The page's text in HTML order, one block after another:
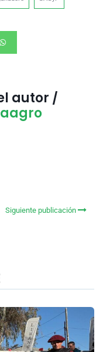
autor /
Siguiente publicación